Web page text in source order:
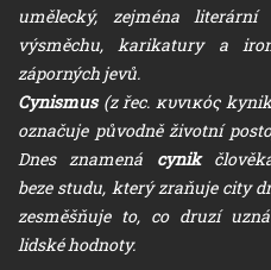
umělecký, zejména
výsměchu, karikatury a
záporných jevů.
Cynismus (z řec. κυνικός
označuje původně životní
Dnes znamená cynik
beze studu, který zraňuje city
zesměšňuje to, co druzí
lidské hodnoty.